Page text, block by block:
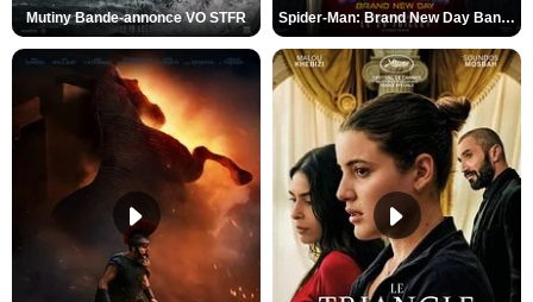
Mutiny Bande-annonce VO STFR Spider-Man: Brand New Day Bande-annonce VO STFR